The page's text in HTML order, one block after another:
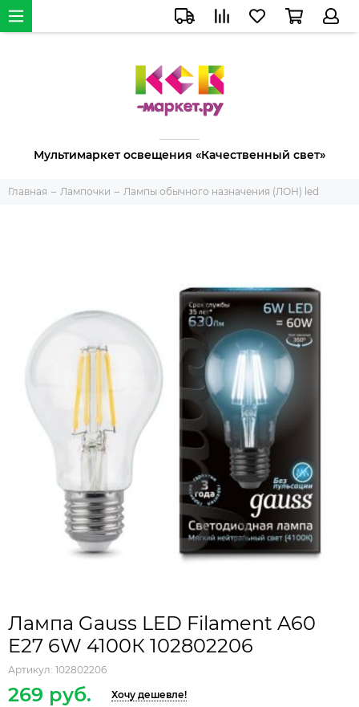
Мультимаркет освещения «Качественный свет»
Главная Лампочки Лампы обычного назначения (ЛОН) led
Лампа Gauss LED Filament A60
E27 6W 4100К 102802206
Артикул: 102802206
269 руб. Хочу дешевле!